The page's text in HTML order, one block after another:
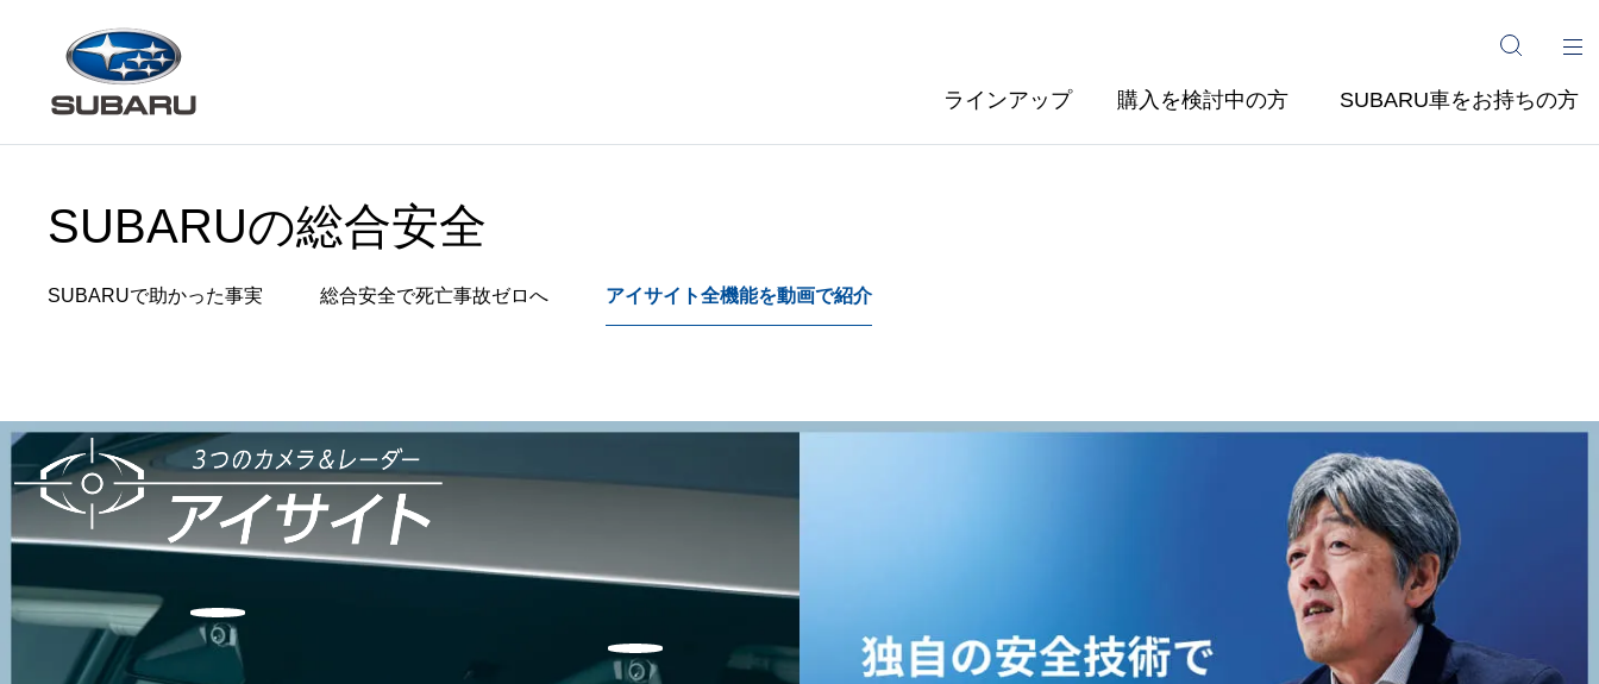
ラインアップ 購入を検討中の方 SUBARU車をお持ちの方
SUBARUの総合安全
SUBARUで助かった事実 総合安全で​死亡事故ゼロへ アイサイト全機能を​動画で​紹介